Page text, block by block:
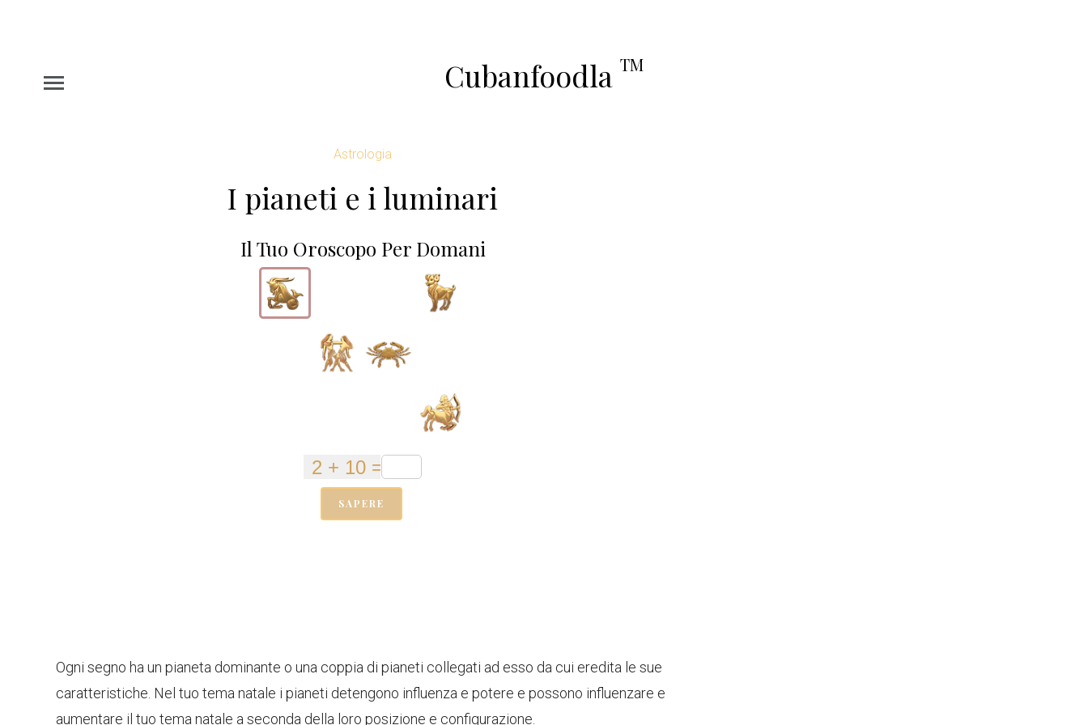
Cubanfoodla TM
Astrologia
I pianeti e i luminari
Il Tuo Oroscopo Per Domani
SAPERE
Ogni segno ha un pianeta dominante o una coppia di pianeti collegati ad esso da cui eredita le sue
caratteristiche. Nel tuo tema natale i pianeti detengono influenza e potere e possono influenzare e
aumentare il tuo tema natale a seconda della loro posizione e configurazione.